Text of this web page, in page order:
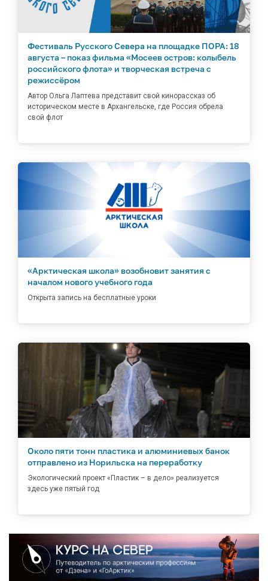
Фестиваль Русского Севера на площадке ПОРА: 18
августа – показ фильма «Мосеев остров: колыбель
российского флота» и творческая встреча с
режиссёром
Автор Ольга Лаптева представит свой кинорассказ об
историческом месте в Архангельске, где Россия обрела
свой флот
«Арктическая школа» возобновит занятия с
началом нового учебного года
Открыта запись на бесплатные уроки
Около пяти тонн пластика и алюминиевых банок
отправлено из Норильска на переработку
Экологический проект «Пластик – в дело» реализуется
здесь уже пятый год